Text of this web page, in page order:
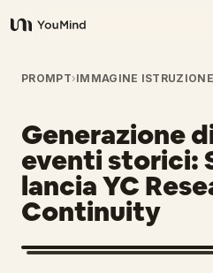
YouMind
Panoramica
Casi d'uso
Abilità
Prompt
PROMPT›IMMAGINE ISTRUZIONE
Generazione
eventi storici:
lancia YC
Continuity